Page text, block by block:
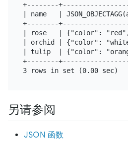
+--------
| name   |
+--------
| rose   | {"color":
| orchid | {"color":
| tulip  | {"color":
+--------
另请参阅
JSON 函数